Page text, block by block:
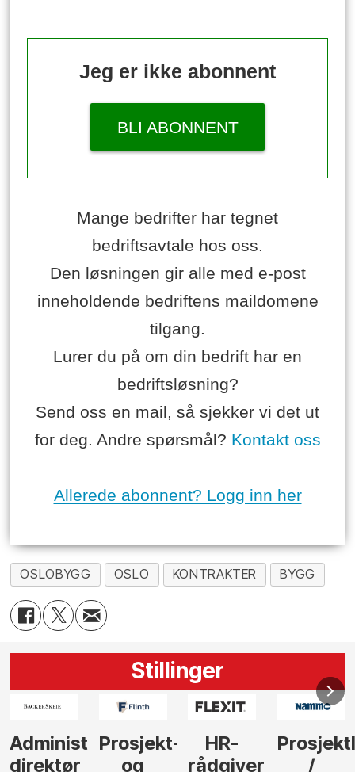
Jeg er ikke abonnent
BLI ABONNENT
Mange bedrifter har tegnet
bedriftsavtale hos oss.
Den løsningen gir alle med e-post
inneholdende bedriftens maildomene
tilgang.
Lurer du på om din bedrift har en
bedriftsløsning?
Send oss en mail, så sjekker vi det ut
for deg. Andre spørsmål? Kontakt oss
Allerede abonnent? Logg inn her
OSLOBYGG OSLO KONTRAKTER BYGG
Stillinger
HR-
rådgiver
Prosjektleder
/
Vi
behøver
Anlegg
søker